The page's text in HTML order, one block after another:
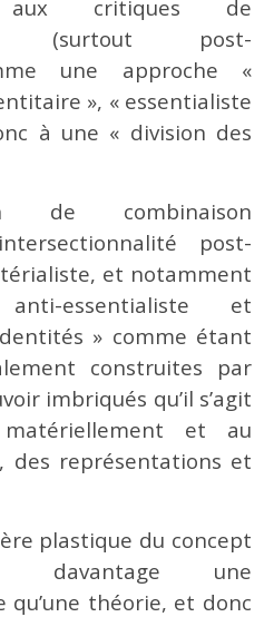
critiques de
(surtout post-
une approche «
», « essentialiste
à une « division des
de combinaison
post-
et notamment
essentialiste et
» comme étant
construites par
imbriqués qu’il s’agit
et au
des représentations et
plastique du concept
davantage une
qu’une théorie, et donc